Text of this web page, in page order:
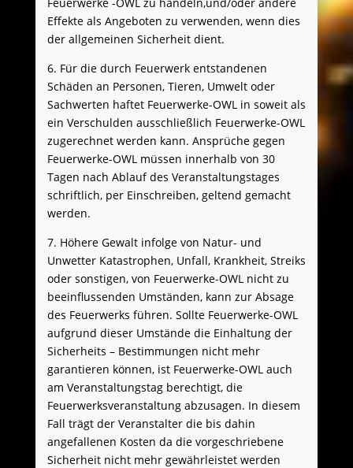
Effekte als Angeboten zu verwenden, wenn dies
der allgemeinen Sicherheit dient.
6. Für die durch Feuerwerk entstandenen
Schäden an Personen, Tieren, Umwelt oder
Sachwerten haftet Feuerwerke-OWL in soweit als
ein Verschulden ausschließlich Feuerwerke-OWL
zugerechnet werden kann. Ansprüche gegen
Feuerwerke-OWL müssen innerhalb von 30
Tagen nach Ablauf des Veranstaltungstages
schriftlich, per Einschreiben, geltend gemacht
werden.
7. Höhere Gewalt infolge von Natur- und
Unwetter Katastrophen, Unfall, Krankheit, Streiks
oder sonstigen, von Feuerwerke-OWL nicht zu
beeinflussenden Umständen, kann zur Absage
des Feuerwerks führen. Sollte Feuerwerke-OWL
aufgrund dieser Umstände die Einhaltung der
Sicherheits – Bestimmungen nicht mehr
garantieren können, ist Feuerwerke-OWL auch
am Veranstaltungstag berechtigt, die
Feuerwerksveranstaltung abzusagen. In diesem
Fall trägt der Veranstalter die bis dahin
angefallenen Kosten da die vorgeschriebene
Sicherheit nicht mehr gewährleistet werden